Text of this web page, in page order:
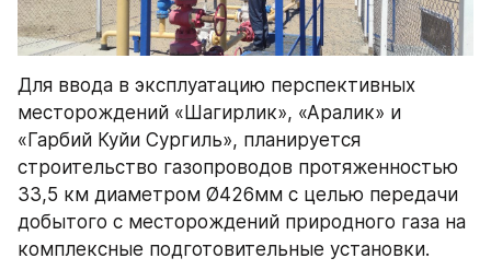
Для ввода в эксплуатацию перспективных
месторождений «Шагирлик», «Аралик» и
«Гарбий Куйи Сургиль», планируется
строительство газопроводов протяженностью
33,5 км диаметром Ø426мм с целью передачи
добытого с месторождений природного газа на
комплексные подготовительные установки.